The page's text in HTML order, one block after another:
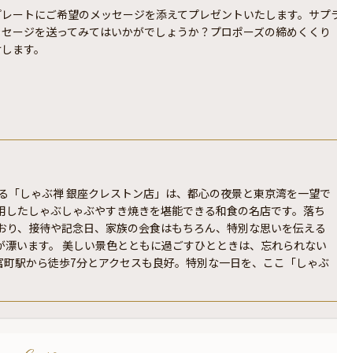
ートにご希望のメッセージを添えてプレゼントいたします。サプ
ージを送ってみてはいかがでしょうか？プロポーズの締めくくり
ます。
しゃぶ禅 銀座クレストン店」は、都心の夜景と東京湾を一望で
たしゃぶしゃぶやすき焼きを堪能できる和食の名店です。落ち
、接待や記念日、家族の会食はもちろん、特別な思いを伝える
います。 美しい景色とともに過ごすひとときは、忘れられない
駅から徒歩7分とアクセスも良好。特別な一日を、ここ「しゃぶ